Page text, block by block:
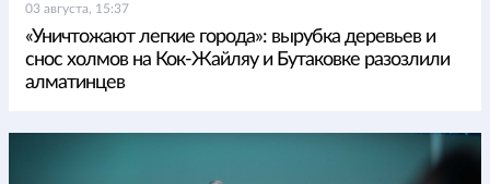
03 августа, 15:37
«Уничтожают легкие города»: вырубка деревьев и
снос холмов на Кок-Жайляу и Бутаковке разозлили
алматинцев